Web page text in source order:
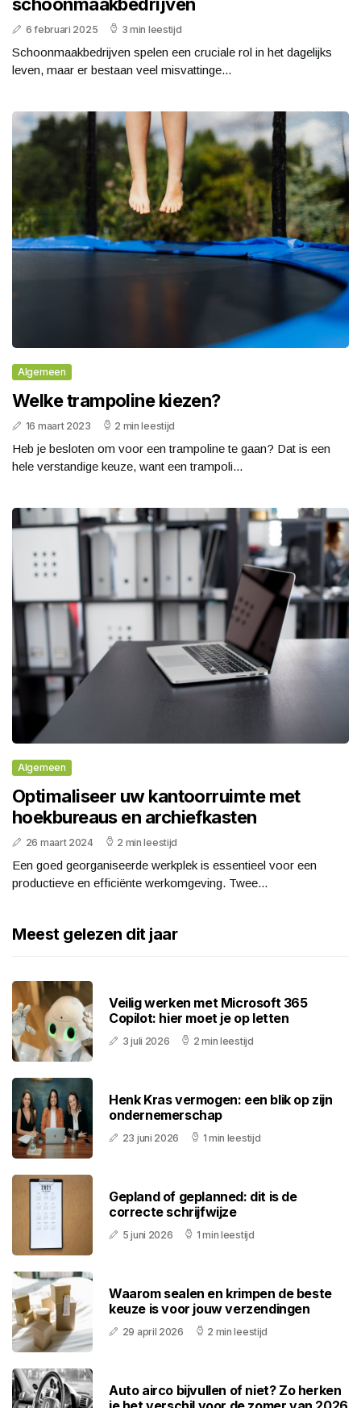
schoonmaakbedrijven
6 februari 2025 3 min leestijd
Schoonmaakbedrijven spelen een cruciale rol in het dagelijks
leven, maar er bestaan veel misvattinge...
Algemeen
Welke trampoline kiezen?
16 maart 2023 2 min leestijd
Heb je besloten om voor een trampoline te gaan? Dat is een
hele verstandige keuze, want een trampoli...
Algemeen
Optimaliseer uw kantoorruimte met
hoekbureaus en archiefkasten
26 maart 2024 2 min leestijd
Een goed georganiseerde werkplek is essentieel voor een
productieve en efficiënte werkomgeving. Twee...
Meest gelezen dit jaar
Veilig werken met Microsoft 365
Copilot: hier moet je op letten
3 juli 2026 2 min leestijd
Henk Kras vermogen: een blik op zijn
ondernemerschap
23 juni 2026 1 min leestijd
Gepland of geplanned: dit is de
correcte schrijfwijze
5 juni 2026 1 min leestijd
Waarom sealen en krimpen de beste
keuze is voor jouw verzendingen
29 april 2026 2 min leestijd
Auto airco bijvullen of niet? Zo herken